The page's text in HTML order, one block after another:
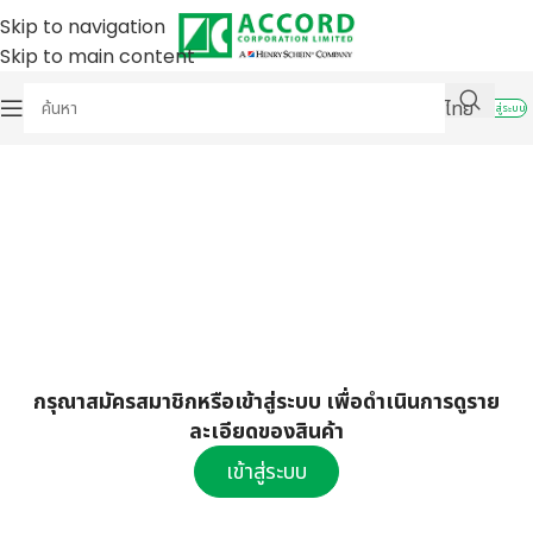
Skip to navigation
Skip to main content
ไทย
เข้าสู่ระบบ
กรุณาสมัครสมาชิกหรือเข้าสู่ระบบ เพื่อดำเนินการดูราย
ละเอียดของสินค้า
เข้าสู่ระบบ